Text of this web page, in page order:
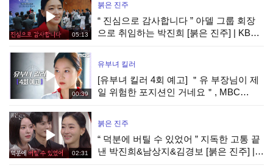
05:13
붉은 진주
“ 진심으로 감사합니다 ” 아델 그룹 회장
으로 취임하는 박진희 [붉은 진주] | KBS
00:39
유부녀 킬러
[유부녀 킬러 4회 예고] ＂유 부장님이 제
일 위험한 포지션인 거네요＂, MBC
02:31
붉은 진주
“ 덕분에 버틸 수 있었어 ” 지독한 고통 끝
낸 박진희&남상지&김경보 [붉은 진주] |